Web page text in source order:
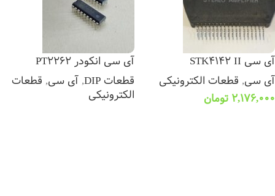
آی سی STK4142 II
آی سی, قطعات الکترونیکی
2,176,000 تومان
آی سی انکودر PT2262
قطعات DIP
,آی سی, قطعات
الکترونیکی